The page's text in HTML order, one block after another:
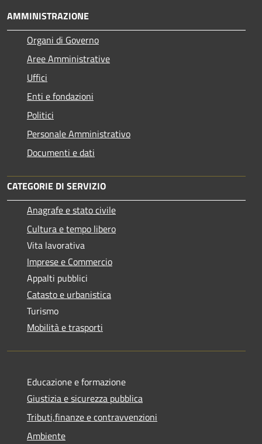
AMMINISTRAZIONE
Organi di Governo
Aree Amministrative
Uffici
Enti e fondazioni
Politici
Personale Amministrativo
Documenti e dati
CATEGORIE DI SERVIZIO
Anagrafe e stato civile
Cultura e tempo libero
Vita lavorativa
Imprese e Commercio
Appalti pubblici
Catasto e urbanistica
Turismo
Mobilità e trasporti
Educazione e formazione
Giustizia e sicurezza pubblica
Tributi,finanze e contravvenzioni
Ambiente